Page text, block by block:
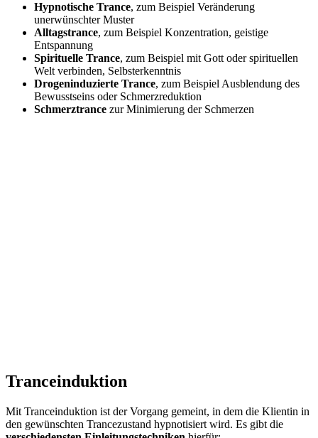
Hypnotische Trance, zum Beispiel Veränderung
unerwünschter Muster
Alltagstrance, zum Beispiel Konzentration, geistige
Entspannung
Spirituelle Trance, zum Beispiel mit Gott oder spirituellen
Welt verbinden, Selbsterkenntnis
Drogeninduzierte Trance, zum Beispiel Ausblendung des
Bewusstseins oder Schmerzreduktion
Schmerztrance zur Minimierung der Schmerzen
Tranceinduktion
Mit Tranceinduktion ist der Vorgang gemeint, in dem die Klientin in
den gewünschten Trancezustand hypnotisiert wird. Es gibt die